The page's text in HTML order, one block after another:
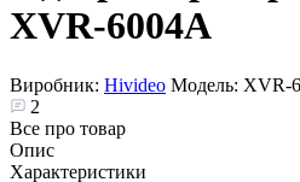
XVR-6004A
Виробник: Hivideo Модель: XVR-
2
Все про товар
Опис
Характеристики